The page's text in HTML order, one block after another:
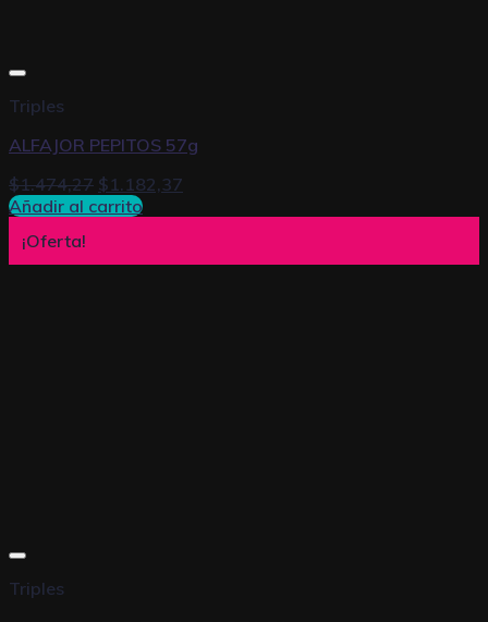
Triples
ALFAJOR PEPITOS 57g
$1.474,27 $ 1.182,37
Añadir al carrito
¡Oferta!
Triples